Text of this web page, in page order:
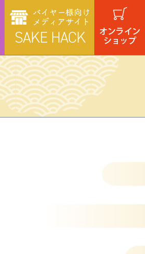
ギフト
食品・スイーツ